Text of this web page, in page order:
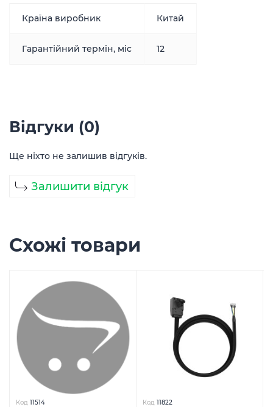
Країна виробник Китай
Гарантійний термін, міс 12
Відгуки (0)
Ще ніхто не залишив відгуків.
Залишити відгук
Схожі товари
Код 11514 Код 11822